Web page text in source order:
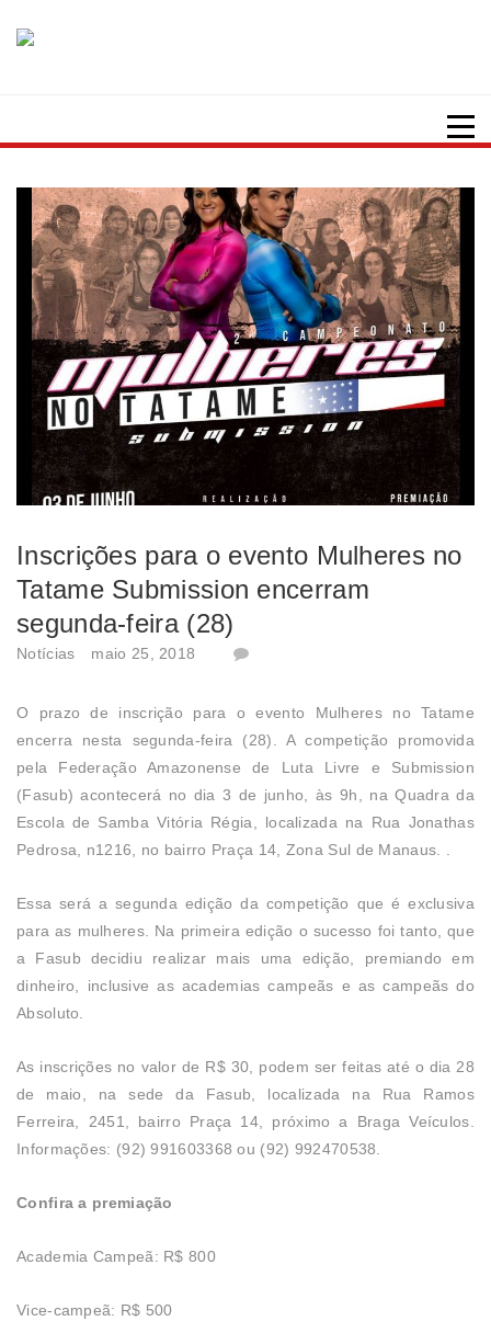
Inscrições para o evento Mulheres no
Tatame Submission encerram
segunda-feira (28)
Notícias maio 25, 2018
O prazo de inscrição para o evento Mulheres no Tatame
encerra nesta segunda-feira (28). A competição promovida
pela Federação Amazonense de Luta Livre e Submission
(Fasub) acontecerá no dia 3 de junho, às 9h, na Quadra da
Escola de Samba Vitória Régia, localizada na Rua Jonathas
Pedrosa, n1216, no bairro Praça 14, Zona Sul de Manaus. .
Essa será a segunda edição da competição que é exclusiva
para as mulheres. Na primeira edição o sucesso foi tanto, que
a Fasub decidiu realizar mais uma edição, premiando em
dinheiro, inclusive as academias campeãs e as campeãs do
Absoluto.
As inscrições no valor de R$ 30, podem ser feitas até o dia 28
de maio, na sede da Fasub, localizada na Rua Ramos
Ferreira, 2451, bairro Praça 14, próximo a Braga Veículos.
Informações: (92) 991603368 ou (92) 992470538.
Confira a premiação
Academia Campeã: R$ 800
Vice-campeã: R$ 500